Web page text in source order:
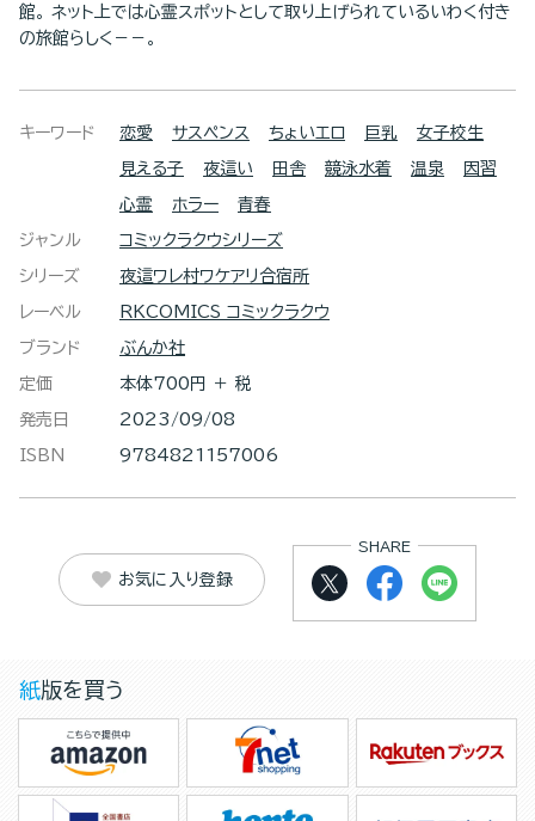
館。 ネット上では心霊スポットとして取り上げられているいわく付き
の旅館らしく－－。
キーワード 恋愛 サスペンス ちょいエロ 巨乳 女子校生
見える子 夜這い 田舎 競泳水着 温泉 因習
心霊 ホラー 青春
ジャンル コミックラクウシリーズ
シリーズ 夜這ワレ村ワケアリ合宿所
レーベル RKCOMICS コミックラクウ
ブランド ぶんか社
定価 本体700円 ＋ 税
発売日 2023/09/08
ISBN 9784821157006
お気に入り登録
SHARE
紙版を買う